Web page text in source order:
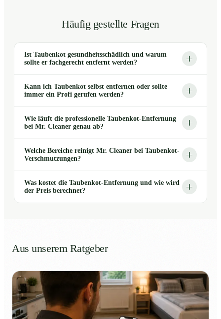
Häufig gestellte Fragen
Ist Taubenkot gesundheitsschädlich und warum
sollte er fachgerecht entfernt werden?
Kann ich Taubenkot selbst entfernen oder sollte
immer ein Profi gerufen werden?
Wie läuft die professionelle Taubenkot-Entfernung
bei Mr. Cleaner genau ab?
Welche Bereiche reinigt Mr. Cleaner bei Taubenkot-
Verschmutzungen?
Was kostet die Taubenkot-Entfernung und wie wird
der Preis berechnet?
Aus unserem Ratgeber